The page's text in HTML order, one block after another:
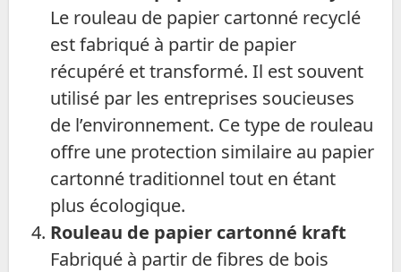
Le rouleau de papier cartonné recyclé
est fabriqué à partir de papier
récupéré et transformé. Il est souvent
utilisé par les entreprises soucieuses
de l’environnement. Ce type de rouleau
offre une protection similaire au papier
cartonné traditionnel tout en étant
plus écologique.
Rouleau de papier cartonné kraft
Fabriqué à partir de fibres de bois